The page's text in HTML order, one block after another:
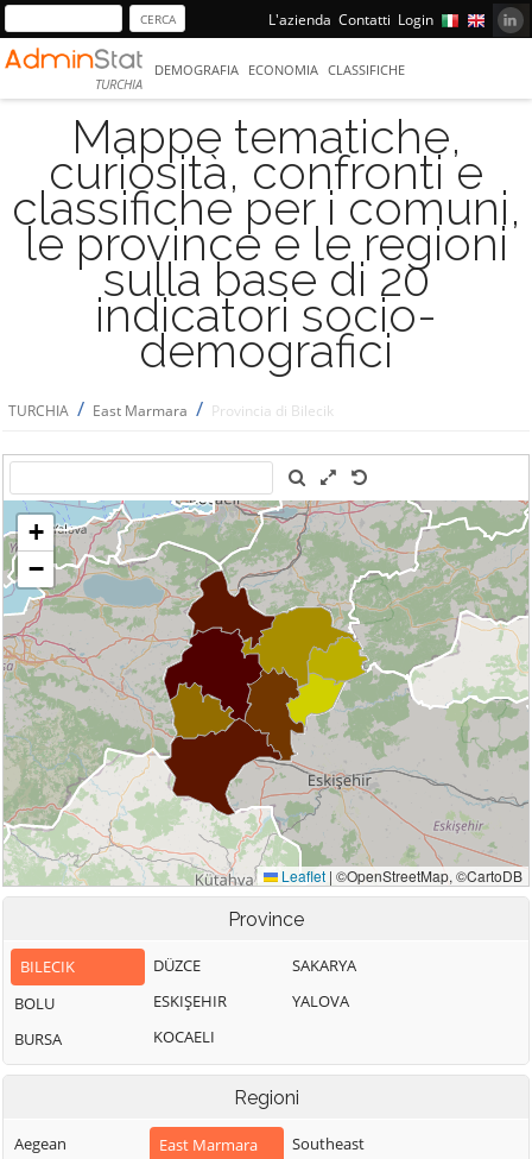
L'azienda Contatti Login
TURCHIA
DEMOGRAFIA ECONOMIA CLASSIFICHE
Mappe tematiche,
curiosità, confronti e
classifiche per i comuni,
le province e le regioni
sulla base di 20
indicatori socio-
demografici
TURCHIA / East Marmara / Provincia di Bilecik
Province
BILECIK
BOLU
BURSA
DÜZCE
ESKIŞEHIR
KOCAELI
SAKARYA
YALOVA
Regioni
Aegean
East Marmara
Southeast